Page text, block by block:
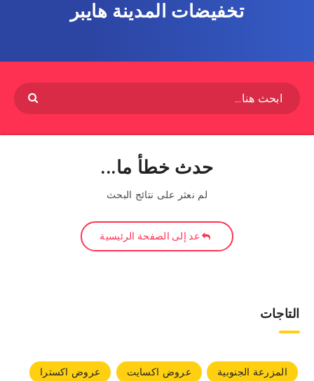
تخفيضات المدينة هايبر
حدث خطأ ما...
لم نعثر على نتائج البحث
عد إلى الصفحة الرئيسية
التاجات
المزرعة الجنوبية عروض اكسايت
عروض اكسترا